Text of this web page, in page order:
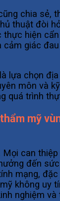
chia sẻ,
thuật đòi
thực hiện
cảm giác
lựa chọn
môn và
quá trình
mỹ
Mọi can
đến
mạng,
không uy
nghiệm